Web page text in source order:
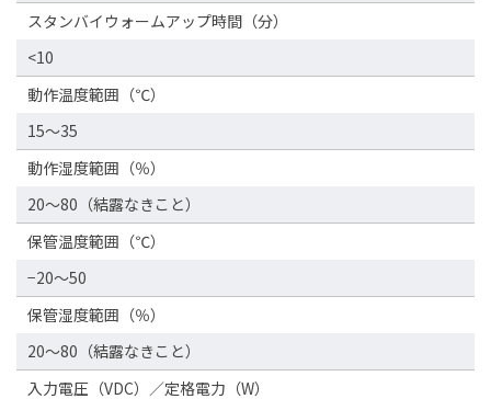
スタンバイウォームアップ時間（分）
<10
動作温度範囲（℃）
15〜35
動作湿度範囲（％）
20〜80（結露なきこと）
保管温度範囲（℃）
−20〜50
保管湿度範囲（％）
20〜80（結露なきこと）
入力電圧（VDC）／定格電力（W）